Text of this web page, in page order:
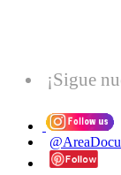
¡Sigue